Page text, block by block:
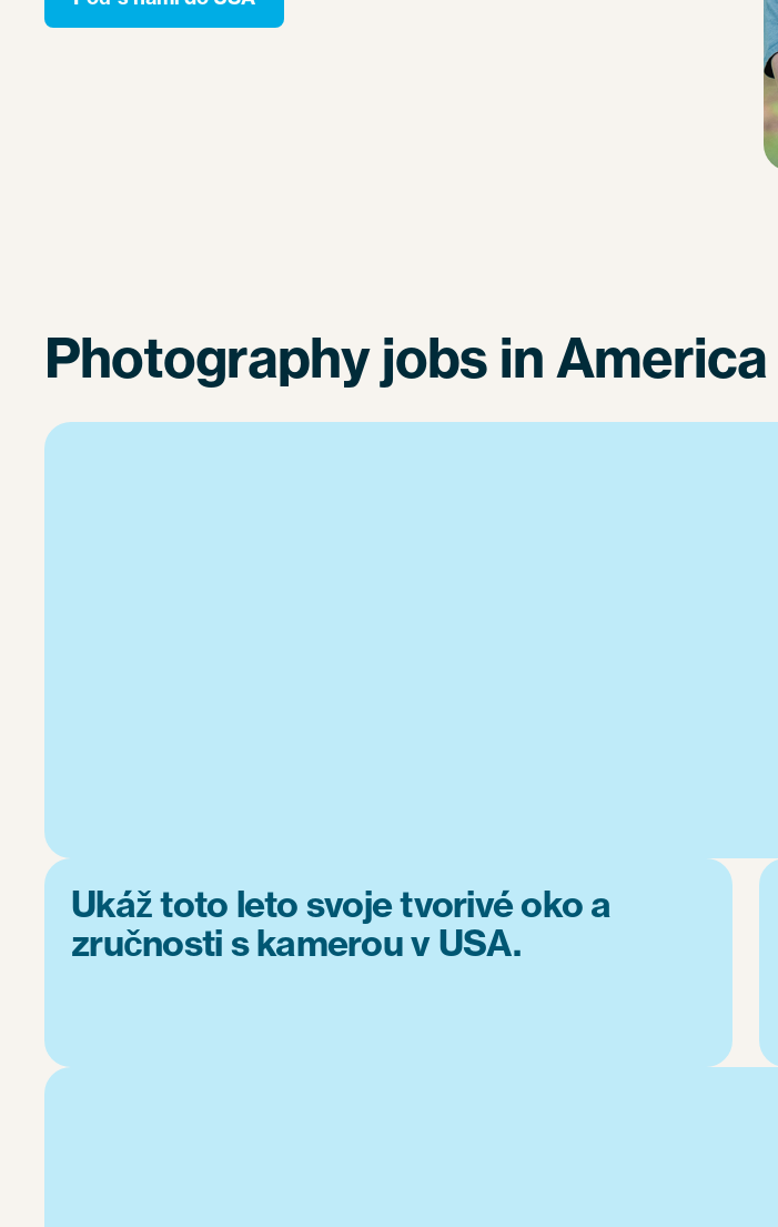
Photography jobs in America
Ukáž toto leto svoje tvorivé oko a
zručnosti s kamerou v USA.